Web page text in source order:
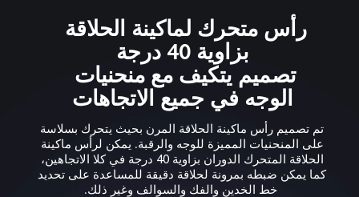
رأس متحرك لماكينة الحلاقة
تصميم يتكيف مع منحنيات
الوجه في جميع الاتجاهات
تم تصميم رأس ماكينة الحلاقة المرن بحيث يتحرك بسلاسة
على المنحنيات المميزة للوجه والرقبة. يمكن لرأس ماكينة
الحلاقة المتحرك الدوران بزاوية 40 درجة في كلا الاتجاهين،
كما يمكن ضبطه بمرونة لحلاقة دقيقة للمساعدة على تحديد
خط الخدين والفك والسوالف وغير ذلك.